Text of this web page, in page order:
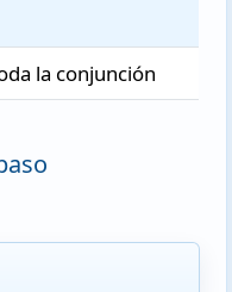
la conjunción